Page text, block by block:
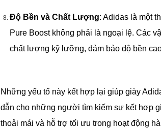
Độ Bền và Chất Lượng: Adidas là một
Pure Boost không phải là ngoại lệ. Các
chất lượng kỹ lưỡng, đảm bảo độ bền
Những yếu tố này kết hợp lại giúpgiày
dẫn cho những người tìm kiếm sự kết hợp
thoải mái và hỗ trợ tối ưu trong hoạt động